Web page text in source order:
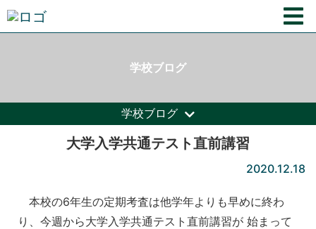
学校ブログ
学校ブログ
大学入学共通テスト直前講習
2020.12.18
本校の6年生の定期考査は他学年よりも早めに終わ
り、今週から大学入学共通テスト直前講習が 始まって